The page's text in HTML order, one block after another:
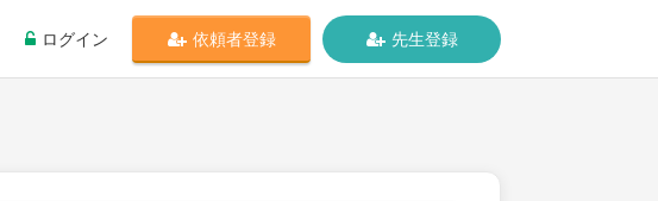
ログイン 依頼者登録 先生登録